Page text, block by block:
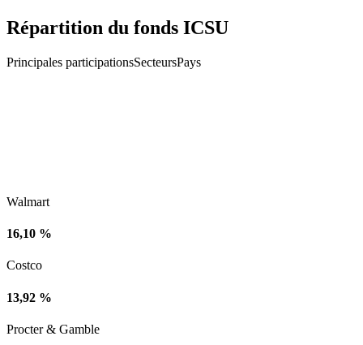
Répartition du fonds ICSU
Principales participationsSecteursPays
Walmart
16,10 %
Costco
13,92 %
Procter & Gamble